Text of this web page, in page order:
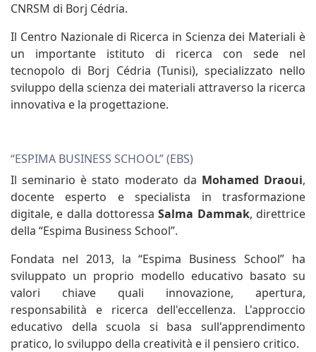
CNRSM di Borj Cédria.
Il Centro Nazionale di Ricerca in Scienza dei Materiali è
un importante istituto di ricerca con sede nel
tecnopolo di Borj Cédria (Tunisi), specializzato nello
sviluppo della scienza dei materiali attraverso la ricerca
innovativa e la progettazione.
“ESPIMA BUSINESS SCHOOL” (EBS)
Il seminario è stato moderato da Mohamed Draoui,
docente esperto e specialista in trasformazione
digitale, e dalla dottoressaSalma Dammak, direttrice
della “Espima Business School”.
Fondata nel 2013, la “Espima Business School” ha
sviluppato un proprio modello educativo basato su
valori chiave quali innovazione, apertura,
responsabilità e ricerca dell'eccellenza. L'approccio
educativo della scuola si basa sull'apprendimento
pratico, lo sviluppo della creatività e il pensiero critico.